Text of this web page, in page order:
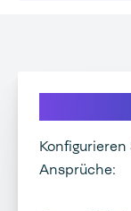
Ansprüche: